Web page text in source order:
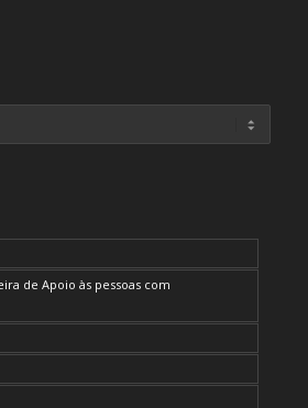
de Apoio às pessoas com